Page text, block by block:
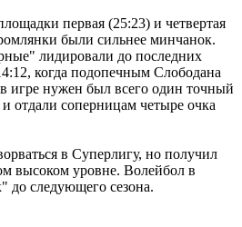
первая (25:23) и четвертая
были сильнее минчанок.
лидировали до последних
когда подопечным Слободана
игре нужен был всего один точный
отдали соперницам четыре очка
в Суперлигу, но получил
высоком уровне. Волейбол в
до следующего сезона.